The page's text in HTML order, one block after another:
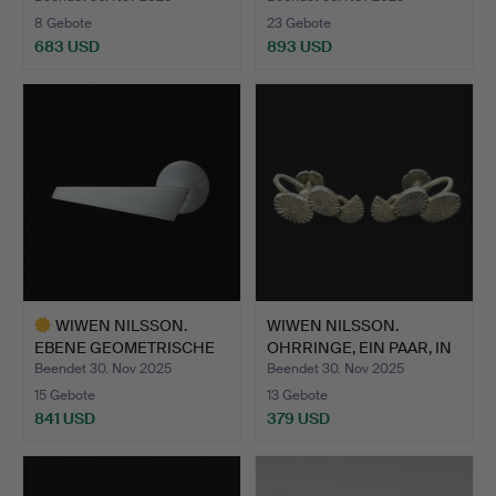
8 Gebote
683 USD
23 Gebote
893 USD
WIWEN NILSSON.
EBENE GEOMETRISCHE
BROSCHE.
Beendet 30. Nov 2025
15 Gebote
841 USD
WIWEN NILSSON.
OHRRINGE, EIN PAAR, IN
FORM…
Beendet 30. Nov 2025
13 Gebote
379 USD